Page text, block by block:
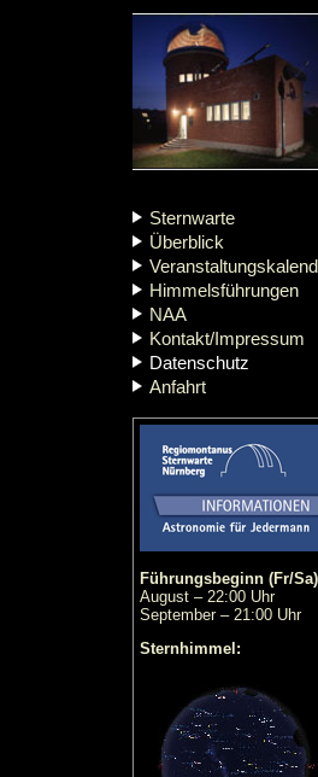
Sternwarte
Überblick
Himmelsführungen
NAA
Kontakt/Impressum
Datenschutz
Anfahrt
Führungsbeginn (Fr/
August – 22:00 Uhr
September – 21:00 Uhr
Sternhimmel: